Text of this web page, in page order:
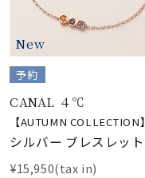
New
予約
CANAL ４℃
【AUTUMN COLLECTION】
シルバー ブレスレット
¥15,950(tax in)